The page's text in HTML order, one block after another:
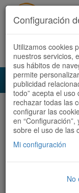
Acceder
Audioruta Todas las
Todas las
Filtrar las rutas
Configuración
Utilizamos cookies
nuestros servicios,
sus hábitos de
permite
publicidad
todo” acepta el
rechazar todas las
configurar las
en
sobre el uso de las
Mi configuración
No